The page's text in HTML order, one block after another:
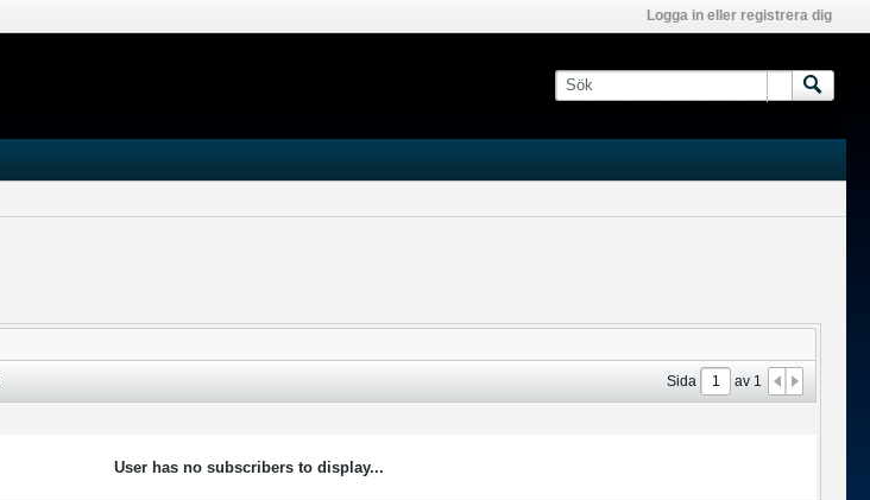
Logga in eller registrera dig
Sida av 1
User has no subscribers to display...